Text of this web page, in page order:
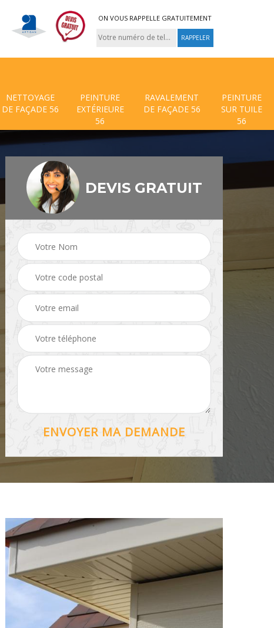
ON VOUS RAPPELLE GRATUITEMENT
NETTOYAGE
DE FAÇADE 56
PEINTURE
EXTÉRIEURE
56
RAVALEMENT
DE FAÇADE 56
PEINTURE
SUR TUILE
56
Hydrofuge toiture 56 Traitement anti
56
DEVIS GRATUIT